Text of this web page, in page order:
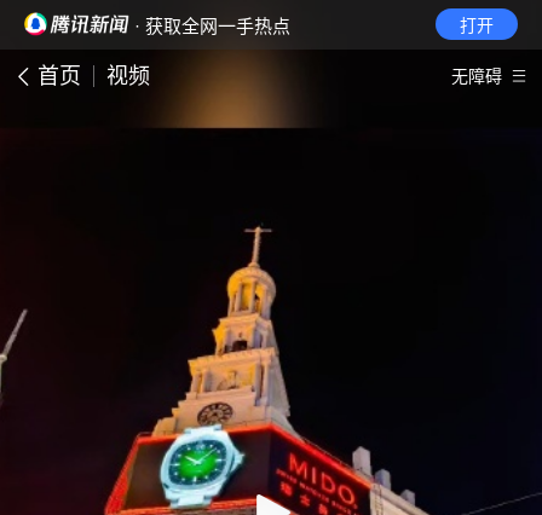
· 获取全网一手热点 打开
首页 视频 无障碍